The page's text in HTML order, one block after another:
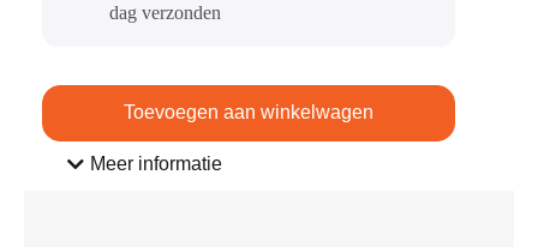
dag verzonden​
Toevoegen aan winkelwagen
Meer informatie